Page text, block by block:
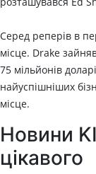
Серед реперів в
місце. Drake
75 мільйонів
найуспішніших
місце.
Новини
цікавого